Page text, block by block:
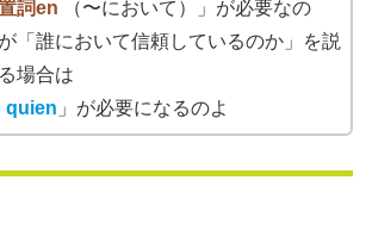
詞en
（〜において）」が必要なの
「誰において信頼しているのか」を説
場合は
quien 」が必要になるのよ